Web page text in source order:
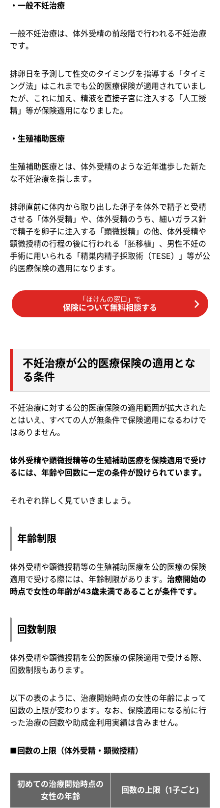
・一般不妊治療
一般不妊治療は、体外受精の前段階で行われる不妊治療
です。
排卵日を予測して性交のタイミングを指導する「タイミ
ング法」はこれまでも公的医療保険が適用されていまし
たが、これに加え、精液を直接子宮に注入する「人工授
精」等が保険適用になりました。
・生殖補助医療
生殖補助医療とは、体外受精のような近年進歩した新た
な不妊治療を指します。
排卵直前に体内から取り出した卵子を体外で精子と受精
させる「体外受精」や、体外受精のうち、細いガラス針
で精子を卵子に注入する「顕微授精」の他、体外受精や
顕微授精の行程の後に行われる「胚移植」、男性不妊の
手術に用いられる「精巣内精子採取術（TESE）」等が公
的医療保険の適用になります。
「ほけんの窓口」で
保険について無料相談する
不妊治療が公的医療保険の適用とな
る条件
不妊治療に対する公的医療保険の適用範囲が拡大された
とはいえ、すべての人が無条件で保険適用になるわけで
はありません。
体外受精や顕微授精等の生殖補助医療を保険適用で受け
るには、年齢や回数に一定の条件が設けられています。
それぞれ詳しく見ていきましょう。
年齢制限
体外受精や顕微授精等の生殖補助医療を公的医療の保険
適用で受ける際には、年齢制限があります。 治療開始の
時点で女性の年齢が43歳未満であることが条件です。
回数制限
体外受精や顕微授精を公的医療の保険適用で受ける際、
回数制限もあります。
以下の表のように、治療開始時点の女性の年齢によって
回数の上限が変わります。なお、保険適用になる前に行
った治療の回数や助成金利用実績は含みません。
■回数の上限（体外受精・顕微授精）
初めての治療開始時点の
女性の年齢
回数の上限（1子ごと)